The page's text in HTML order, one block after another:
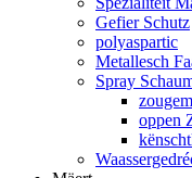
Gefier Schutz
polyaspartic
Metallesch
Spray
oppen